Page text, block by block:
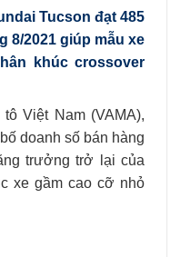
Tucson đạt 485
8/2021 giúp mẫu xe
khúc crossover
Việt Nam (VAMA),
doanh số bán hàng
trưởng trở lại của
xe gầm cao cỡ nhỏ